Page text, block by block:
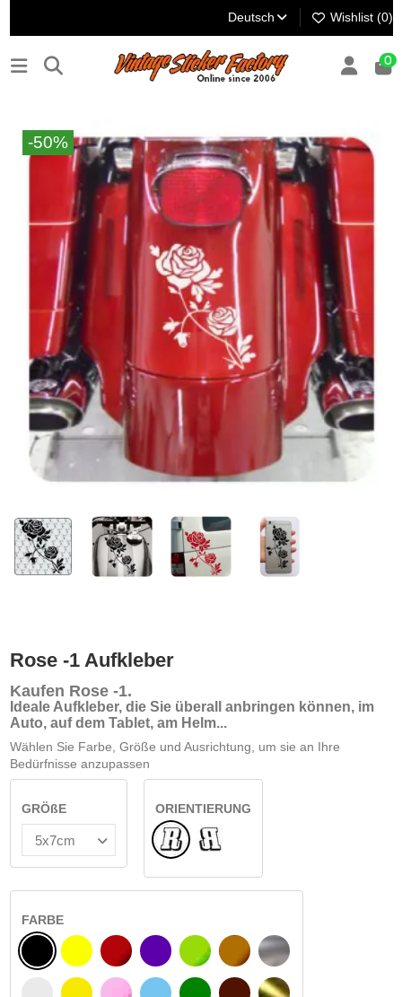
Deutsch Wishlist (0)
0
-50%
Rose -1 Aufkleber
Kaufen Rose -1.
Ideale Aufkleber, die Sie überall anbringen können, im
Auto, auf dem Tablet, am Helm...
Wählen Sie Farbe, Größe und Ausrichtung, um sie an Ihre
Bedürfnisse anzupassen
GRÖßE
ORIENTIERUNG
NormaleUmgedreht
FARBE
SCHWARZ
WEIß
GELB
GELBES SIGNAL
BURGUND
ROSE
VIOLETT
HELLBLAU
HELLGRÜN
GRÜN
HASELNUSS
DUNKELBRAUN
SILBER
GOLD